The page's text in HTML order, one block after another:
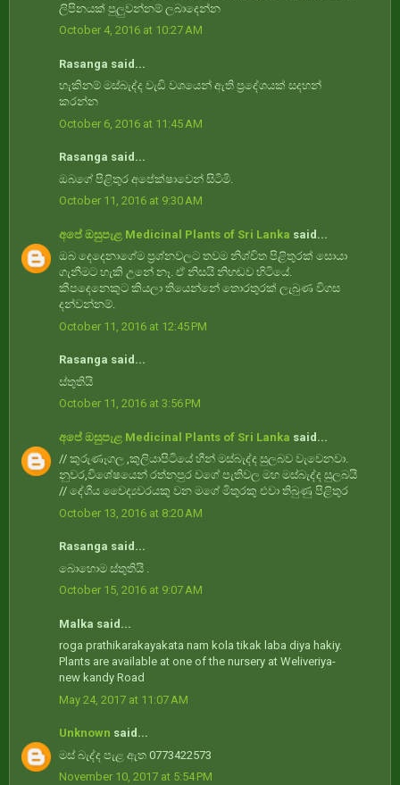
ලිපිනයක් පුලුවන්නම් ලබාදෙන්න
October 4, 2016 at 10:27 AM
Rasanga said...
හැකිනම් මස්බැද්ද වැඩි වශයෙන් ඇති ප්‍රදේශයක් සදහන්
කරන්න
October 6, 2016 at 11:45 AM
Rasanga said...
ඔබගේ පිළිතුර අපේක්ෂාවෙන් සිටිමි.
October 11, 2016 at 9:30 AM
අපේ ඔසුපැළ Medicinal Plants of Sri Lanka said...
ඔබ දෙදෙනාගේම ප්‍රශ්නවලට තවම නිශ්චිත පිළිතුරක් සොයා
ගැනීමට හැකි උනේ නෑ. ඒ නිසයි නිහඬව හිටියේ.
කීපදෙනෙකුට කියලා තියෙන්නේ තොරතුරක් ලැබුණ විගස
දන්වන්නම්.
October 11, 2016 at 12:45 PM
Rasanga said...
ස්තුතියි
October 11, 2016 at 3:56 PM
අපේ ඔසුපැළ Medicinal Plants of Sri Lanka said...
// කුරුණෑගල ,කුලියාපිටියේ හීන් මස්බැද්ද සුලබව වැවෙනවා.
නුවර,විශේෂයෙන් රත්නපුර වගේ පැතිවල මහ මස්බැද්ද සුලබයි
// දේශීය වෛද්‍යවරයකු වන මගේ මිතුරකු එවා තිබුණු පිළිතුර
October 13, 2016 at 8:20 AM
Rasanga said...
බොහොම ස්තුතියි .
October 15, 2016 at 9:07 AM
Malka said...
roga prathikarakayakata nam kola tikak laba diya hakiy.
Plants are available at one of the nursery at Weliveriya-
new kandy Road
May 24, 2017 at 11:07 AM
Unknown said...
මස් බැද්ද පැළ ඇත 0773422573
November 10, 2017 at 5:54 PM